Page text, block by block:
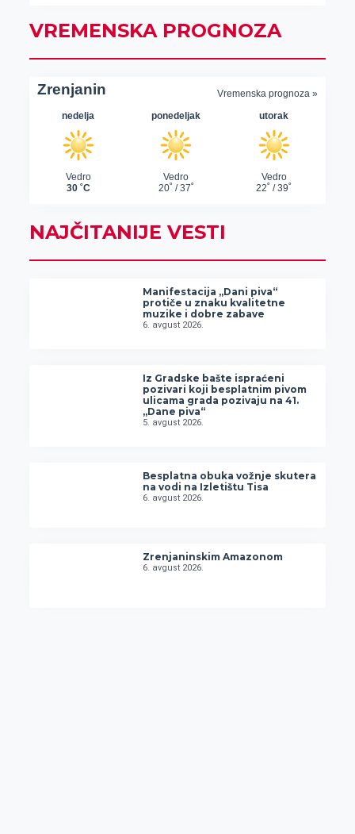
VREMENSKA PROGNOZA
NAJČITANIJE VESTI
Manifestacija „Dani piva“
protiče u znaku kvalitetne
muzike i dobre zabave
6. avgust 2026.
Iz Gradske bašte ispraćeni
pozivari koji besplatnim pivom
ulicama grada pozivaju na 41.
„Dane piva“
5. avgust 2026.
Besplatna obuka vožnje skutera
na vodi na Izletištu Tisa
6. avgust 2026.
Zrenjaninskim Amazonom
6. avgust 2026.